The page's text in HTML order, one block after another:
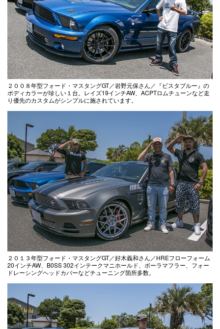
２００８年型フォード・マスタングGT／岩野元保さん／『ビスタブルー』の
ボディカラーが珍しい１台。レイズ19インチAW、ACPTロムチューンなど走
り優先のカスタムがシンプルに施されています。
２０１３年型フォード・マスタングGT／好木義和さん／HREフローフォーム
20インチAW、B0SS 302インテークマニホールド、ボーラマフラー、フォー
ドレーシングヘッドカバーなどチューニング箇所多数。